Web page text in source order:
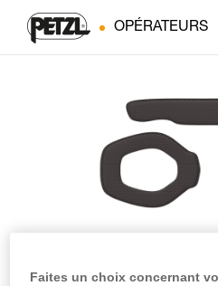
OPÉRATEURS
Faites un choix concernant